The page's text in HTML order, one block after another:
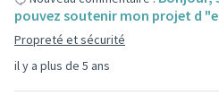
il y a plus de 5 ans
pouvez soutenir mon projet d
Propreté et sécurité